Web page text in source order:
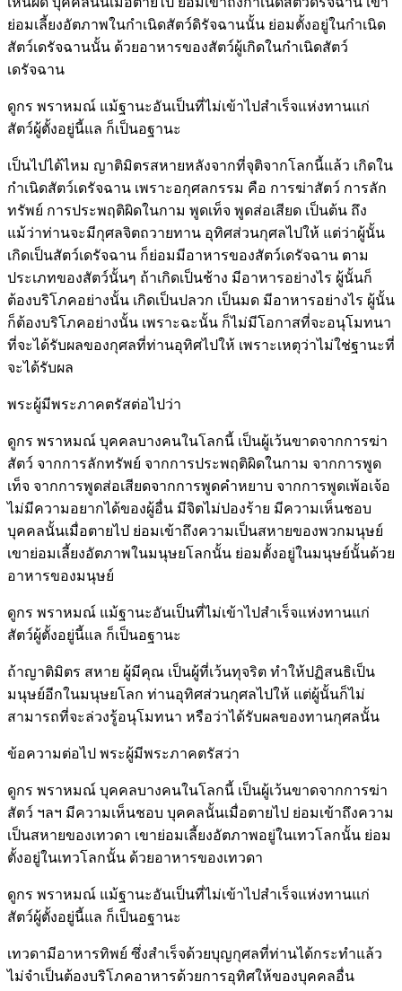
ย่อมเลี้ยงอัตภาพในกำเนิดสัตว์ดิรัจฉานนั้น ย่อมตั้งอยู่ในกำเนิด
สัตว์เดรัจฉานนั้น ด้วยอาหารของสัตว์ผู้เกิดในกำเนิดสัตว์
เดรัจฉาน
ดูกร พราหมณ์ แม้ฐานะอันเป็นที่ไม่เข้าไปสำเร็จแห่งทานแก่
สัตว์ผู้ตั้งอยู่นี้แล ก็เป็นอฐานะ
เป็นไปได้ไหม ญาติมิตรสหายหลังจากที่จุติจากโลกนี้แล้ว เกิดใน
กำเนิดสัตว์เดรัจฉาน เพราะอกุศลกรรม คือ การฆ่าสัตว์ การลัก
ทรัพย์ การประพฤติผิดในกาม พูดเท็จ พูดส่อเสียด เป็นต้น ถึง
แม้ว่าท่านจะมีกุศลจิตถวายทาน อุทิศส่วนกุศลไปให้ แต่ว่าผู้นั้น
เกิดเป็นสัตว์เดรัจฉาน ก็ย่อมมีอาหารของสัตว์เดรัจฉาน ตาม
ประเภทของสัตว์นั้นๆ ถ้าเกิดเป็นช้าง มีอาหารอย่างไร ผู้นั้นก็
ต้องบริโภคอย่างนั้น เกิดเป็นปลวก เป็นมด มีอาหารอย่างไร ผู้นั้น
ก็ต้องบริโภคอย่างนั้น เพราะฉะนั้น ก็ไม่มีโอกาสที่จะอนุโมทนา
ที่จะได้รับผลของกุศลที่ท่านอุทิศไปให้ เพราะเหตุว่าไม่ใช่ฐานะที่
จะได้รับผล
พระผู้มีพระภาคตรัสต่อไปว่า
ดูกร พราหมณ์ บุคคลบางคนในโลกนี้ เป็นผู้เว้นขาดจากการฆ่า
สัตว์ จากการลักทรัพย์ จากการประพฤติผิดในกาม จากการพูด
เท็จ จากการพูดส่อเสียดจากการพูดคำหยาบ จากการพูดเพ้อเจ้อ
ไม่มีความอยากได้ของผู้อื่น มีจิตไม่ปองร้าย มีความเห็นชอบ
บุคคลนั้นเมื่อตายไป ย่อมเข้าถึงความเป็นสหายของพวกมนุษย์
เขาย่อมเลี้ยงอัตภาพในมนุษยโลกนั้น ย่อมตั้งอยู่ในมนุษย์นั้นด้วย
อาหารของมนุษย์
ดูกร พราหมณ์ แม้ฐานะอันเป็นที่ไม่เข้าไปสำเร็จแห่งทานแก่
สัตว์ผู้ตั้งอยู่นี้แล ก็เป็นอฐานะ
ถ้าญาติมิตร สหาย ผู้มีคุณ เป็นผู้ที่เว้นทุจริต ทำให้ปฏิสนธิเป็น
มนุษย์อีกในมนุษยโลก ท่านอุทิศส่วนกุศลไปให้ แต่ผู้นั้นก็ไม่
สามารถที่จะล่วงรู้อนุโมทนา หรือว่าได้รับผลของทานกุศลนั้น
ข้อความต่อไป พระผู้มีพระภาคตรัสว่า
ดูกร พราหมณ์ บุคคลบางคนในโลกนี้ เป็นผู้เว้นขาดจากการฆ่า
สัตว์ ฯลฯ มีความเห็นชอบ บุคคลนั้นเมื่อตายไป ย่อมเข้าถึงความ
เป็นสหายของเทวดา เขาย่อมเลี้ยงอัตภาพอยู่ในเทวโลกนั้น ย่อม
ตั้งอยู่ในเทวโลกนั้น ด้วยอาหารของเทวดา
ดูกร พราหมณ์ แม้ฐานะอันเป็นที่ไม่เข้าไปสำเร็จแห่งทานแก่
สัตว์ผู้ตั้งอยู่นี้แล ก็เป็นอฐานะ
เทวดามีอาหารทิพย์ ซึ่งสำเร็จด้วยบุญกุศลที่ท่านได้กระทำแล้ว
ไม่จำเป็นต้องบริโภคอาหารด้วยการอุทิศให้ของบุคคลอื่น